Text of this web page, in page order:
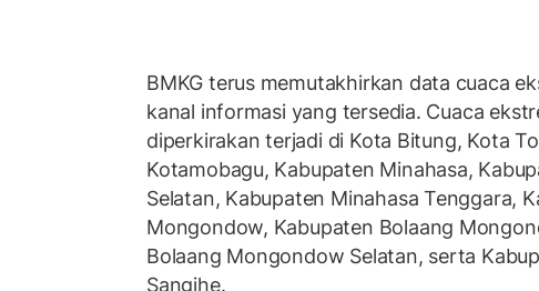
BMKG terus memutakhirkan data cuaca
kanal informasi yang tersedia. Cuaca
diperkirakan terjadi di Kota Bitung, Kota
Kotamobagu, Kabupaten Minahasa,
Selatan, Kabupaten Minahasa Tenggara,
Mongondow, Kabupaten Bolaang
Bolaang Mongondow Selatan, serta
Sangihe.